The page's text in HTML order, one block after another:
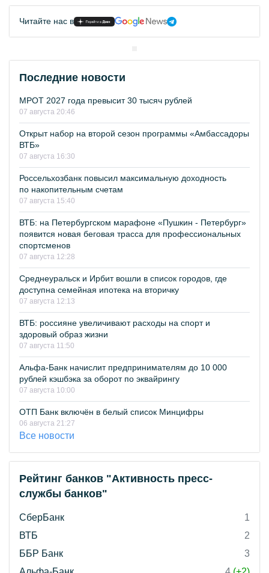
Читайте нас в
Последние новости
МРОТ 2027 года превысит 30 тысяч рублей
07 августа 20:46
Открыт набор на второй сезон программы «Амбассадоры
ВТБ»
07 августа 16:30
Россельхозбанк повысил максимальную доходность
по накопительным счетам
07 августа 15:40
ВТБ: на Петербургском марафоне «Пушкин - Петербург»
появится новая беговая трасса для профессиональных
спортсменов
07 августа 12:28
Среднеуральск и Ирбит вошли в список городов, где
доступна семейная ипотека на вторичку
07 августа 12:13
ВТБ: россияне увеличивают расходы на спорт и
здоровый образ жизни
07 августа 11:50
Альфа-Банк начислит предпринимателям до 10 000
рублей кэшбэка за оборот по эквайрингу
07 августа 10:00
ОТП Банк включён в белый список Минцифры
06 августа 21:27
Все новости
Рейтинг банков "Активность пресс-
службы банков"
СберБанк
1
ВТБ
2
ББР Банк
3